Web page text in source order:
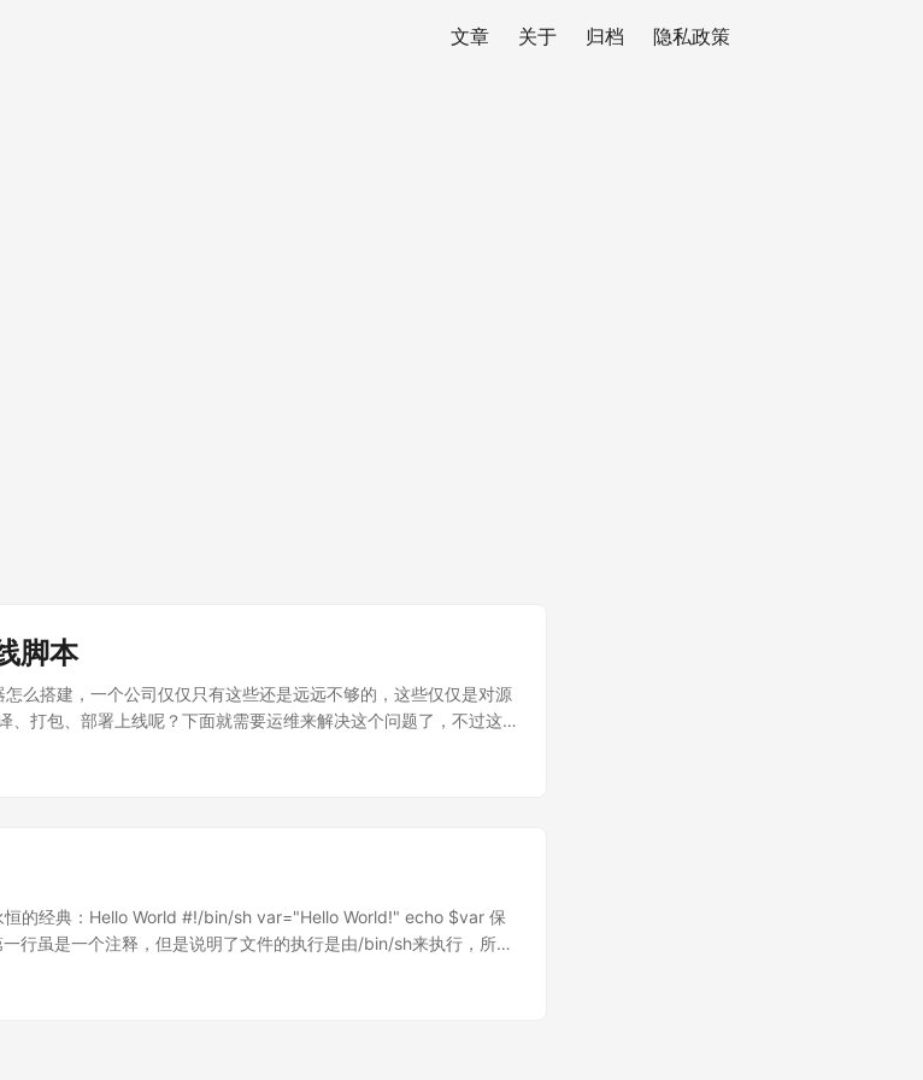
文章 关于 归档 隐私政策
脚本
么搭建，一个公司仅仅只有这些还是远远不够的，这些仅仅是对源
、打包、部署上线呢？下面就需要运维来解决这个问题了，不过这
由SVN迁Git，有幸接触到一点这块的知识，今天记录一下，万一老
基础路径与变量定义 dir_path="/apps/project/project_name"
tomcat="apache-tomcat-
[ ! -d wars ]; then mkdir wars fi # 备份旧的 ROOT 目录 if [ -d
ROOT mv "ROOT-$DATE.tar.gz" wars/ fi # --- 函数定义 ---
{ tag_version=$1 cd "$dir_path/$work" git checkout master git
恒的经典：Hello World #!/bin/sh var="Hello World!" echo $var 保
行虽是一个注释，但是说明了文件的执行是由/bin/sh来执行，所以
就可以看到结果了，但我们知道在Linux下，一个文件是否可以执行